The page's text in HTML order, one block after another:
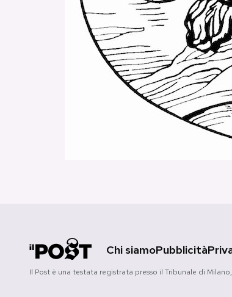
AREA PERSONALE
Area Personale
Chi siamoPubblicità
Il Post è una testata registrata presso il Tribunale di